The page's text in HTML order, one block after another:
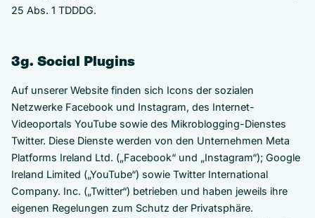
25 Abs. 1 TDDDG.
3g. Social Plugins
Auf unserer Website finden sich Icons der sozialen
Netzwerke Facebook und Instagram, des Internet-
Videoportals YouTube sowie des Mikroblogging-Dienstes
Twitter. Diese Dienste werden von den Unternehmen Meta
Platforms Ireland Ltd. („Facebook“ und „Instagram“); Google
Ireland Limited („YouTube“) sowie Twitter International
Company. Inc. („Twitter“) betrieben und haben jeweils ihre
eigenen Regelungen zum Schutz der Privatsphäre.